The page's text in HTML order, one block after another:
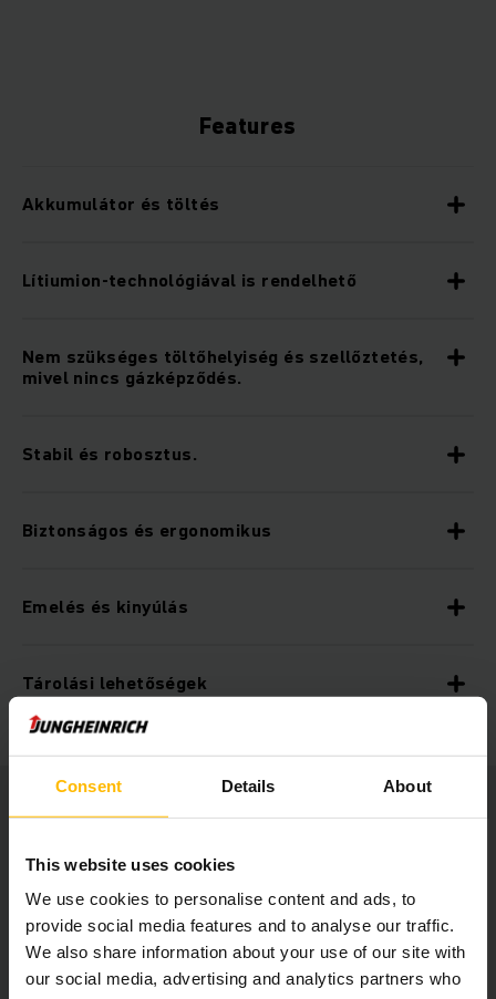
Consent Details About
This website uses cookies
We use cookies to personalise content and ads, to
provide social media features and to analyse our traffic.
We also share information about your use of our site with
our social media, advertising and analytics partners who
Features
Akkumulátor és töltés
Lítiumion-technológiával is rendelhető
Nem szükséges töltőhelyiség és szellőztetés,
mivel nincs gázképződés.
Stabil és robosztus.
Biztonságos és ergonomikus
Emelés és kinyúlás
Tárolási lehetőségek